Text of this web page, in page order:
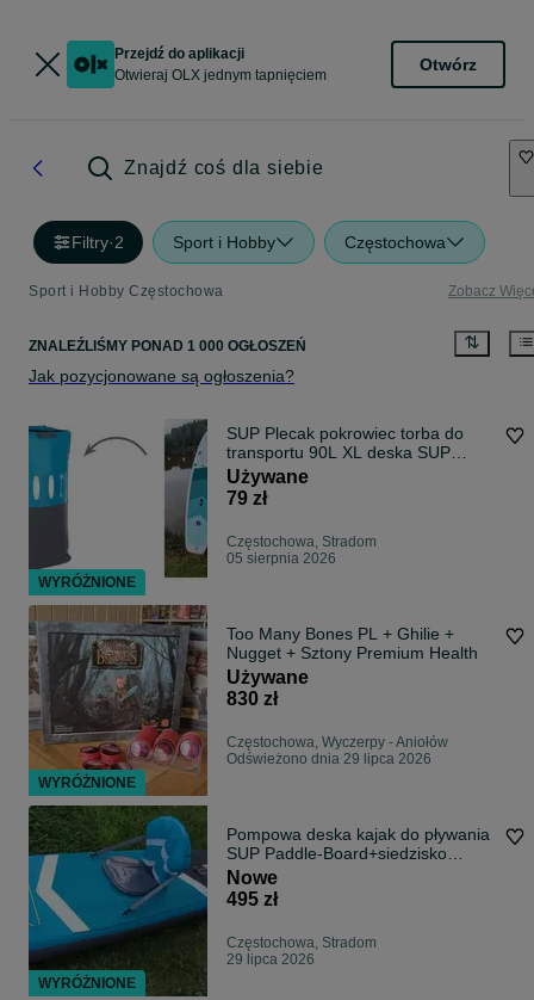
Przejdź do aplikacji
Otwieraj OLX jednym tapnięciem
Otwórz
Znajdź coś dla siebie
Filtry·2 Sport i Hobby Częstochowa
Sport i Hobby Częstochowa Zobacz
ZNALEŹLIŚMY PONAD 1 000 OGŁOSZEŃ
Jak pozycjonowane są ogłoszenia?
SUP Plecak pokrowiec torba do
transportu 90L XL deska SUP
Demo
Używane
79 zł
Częstochowa, Stradom
05 sierpnia 2026
Too Many Bones PL + Ghilie +
Nugget + Sztony Premium Health
Używane
830 zł
Częstochowa, Wyczerpy - Aniołów
Odświeżono dnia 29 lipca 2026
Pompowa deska kajak do pływania
SUP Paddle-Board+siedzisko
wiosło Demo
Nowe
495 zł
Częstochowa, Stradom
29 lipca 2026
WYRÓŻNIONE
WYRÓŻNIONE
WYRÓŻNIONE